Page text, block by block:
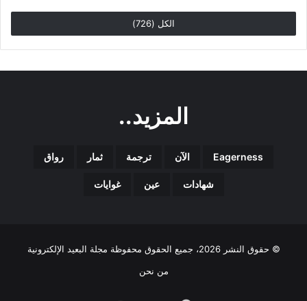
الكل (726)
المزيد..
Eagerness الآن ترجمة ثمار رواق
شهادات عين غوايات
© حقوق النشر 2026، جميع الحقوق محفوظة مجلة البعيد الإلكترونية
من نحن